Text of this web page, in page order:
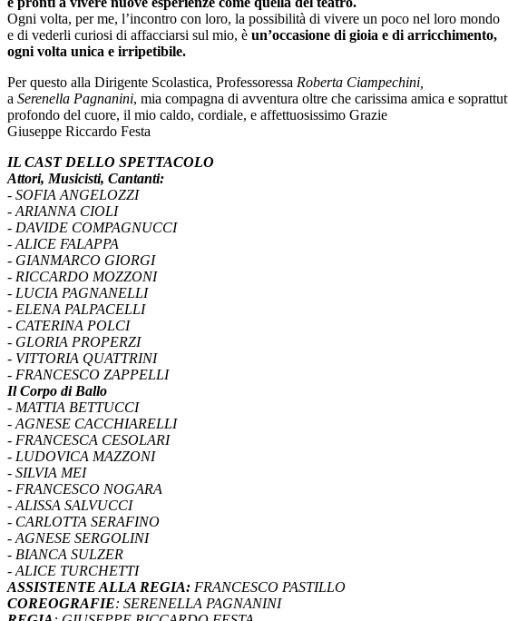
Ogni volta, per me, l’incontro con loro, la possibilità di vivere un poco nel loro mondo
e di vederli curiosi di affacciarsi sul mio, è un’occasione di gioia e di arricchimento,
ogni volta unica e irripetibile.
Per questo alla Dirigente Scolastica, Professoressa Roberta Ciampechini,
a Serenella Pagnanini, mia compagna di avventura oltre che carissima amica e
profondo del cuore, il mio caldo, cordiale, e affettuosissimo Grazie
Giuseppe Riccardo Festa
IL CAST DELLO SPETTACOLO
Attori, Musicisti, Cantanti:
- SOFIA ANGELOZZI
- ARIANNA CIOLI
- DAVIDE COMPAGNUCCI
- ALICE FALAPPA
- GIANMARCO GIORGI
- RICCARDO MOZZONI
- LUCIA PAGNANELLI
- ELENA PALPACELLI
- CATERINA POLCI
- GLORIA PROPERZI
- VITTORIA QUATTRINI
- FRANCESCO ZAPPELLI
Il Corpo di Ballo
- MATTIA BETTUCCI
- AGNESE CACCHIARELLI
- FRANCESCA CESOLARI
- LUDOVICA MAZZONI
- SILVIA MEI
- FRANCESCO NOGARA
- ALISSA SALVUCCI
- CARLOTTA SERAFINO
- AGNESE SERGOLINI
- BIANCA SULZER
- ALICE TURCHETTI
ASSISTENTE ALLA REGIA: FRANCESCO PASTILLO
COREOGRAFIE: SERENELLA PAGNANINI